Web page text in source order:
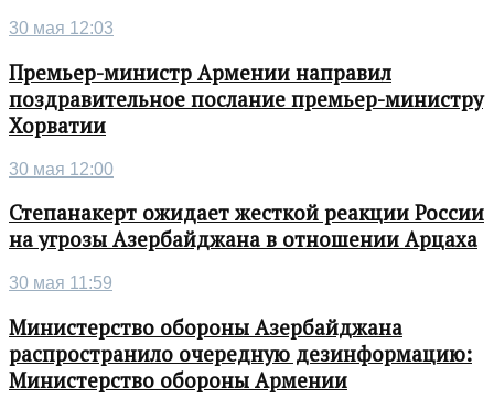
30 мая 12:03
Премьер-министр Армении направил
поздравительное послание премьер-министру
Хорватии
30 мая 12:00
Степанакерт ожидает жесткой реакции России
на угрозы Азербайджана в отношении Арцаха
30 мая 11:59
Министерство обороны Азербайджана
распространило очередную дезинформацию:
Министерство обороны Армении